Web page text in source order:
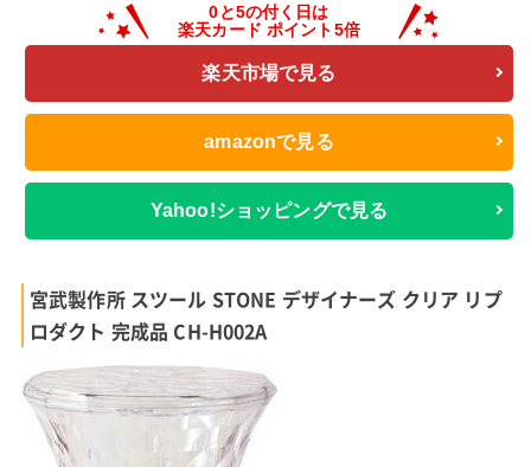
楽天市場で見る
amazonで見る
Yahoo!ショッピングで見る
宮武製作所 スツール STONE デザイナーズ クリア リプ
ロダクト 完成品 CH-H002A